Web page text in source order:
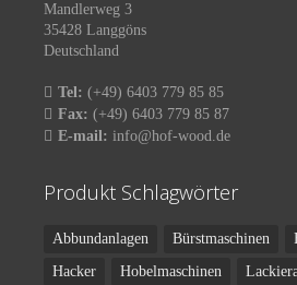
Mandlerweg 3
35428 Langgöns
Deutschland
Tel: (+49) 6403 779 85 85
Fax: (+49) 6403 779 85 87
E-mail: info@hof-wood.de
Produkt Schlagwörter
Abbundanlagen Bürstmaschinen
Hacker
Hobelmaschinen